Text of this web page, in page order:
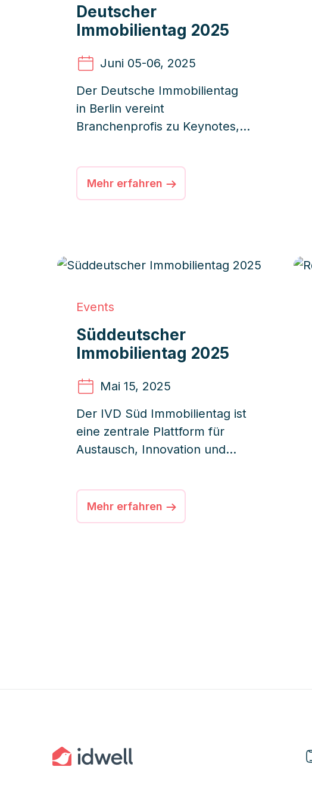
Deutscher
Immobilientag 2025
Juni 05-06, 2025
Der Deutsche Immobilientag
in Berlin vereint
Branchenprofis zu Keynotes,
dem Motto „Gemeinsam.
Besser. Machen.“.
Mehr erfahren
Events
Süddeutscher
Immobilientag 2025
Mai 15, 2025
Der IVD Süd Immobilientag ist
eine zentrale Plattform für
Austausch, Innovation und
Süddeutschlands.
Mehr erfahren